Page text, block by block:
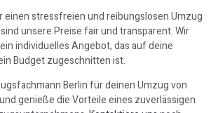
einen stressfreien und reibungslosen Umzug
unsere Preise fair und transparent. Wir
individuelles Angebot, das auf deine
Budget zugeschnitten ist.
Berlin für deinen Umzug von
genieße die Vorteile eines zuverlässigen